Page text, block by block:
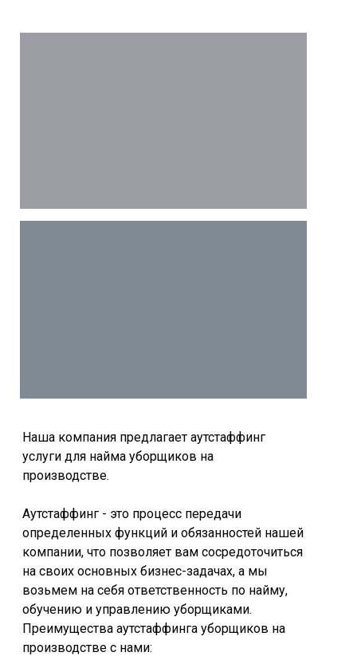
Наша компания предлагает аутстаффинг
услуги для найма уборщиков на
производстве.
Аутстаффинг - это процесс передачи
определенных функций и обязанностей нашей
компании, что позволяет вам сосредоточиться
на своих основных бизнес-задачах, а мы
возьмем на себя ответственность по найму,
обучению и управлению уборщиками.
Преимущества аутстаффинга уборщиков на
производстве с нами: